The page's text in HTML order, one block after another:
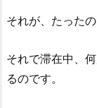
それが、たった
それで滞在中、
るのです。